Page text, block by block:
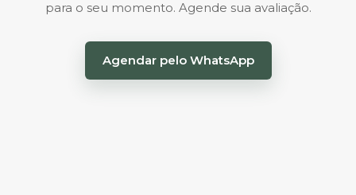
para o seu momento. Agende sua avaliação.
Agendar pelo WhatsApp